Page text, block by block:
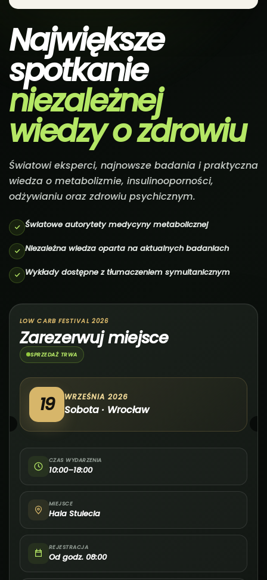
Największe
spotkanie
niezależnej
wiedzy o zdrowiu
Światowi eksperci, najnowsze badania i praktyczna
wiedza o metabolizmie, insulinooporności,
odżywianiu oraz zdrowiu psychicznym.
Światowe autorytety medycyny metabolicznej
Niezależna wiedza oparta na aktualnych badaniach
Wykłady dostępne z tłumaczeniem symultanicznym
LOW CARB FESTIVAL 2026
Zarezerwuj miejsce
SPRZEDAŻ TRWA
19 WRZEŚNIA 2026
Sobota · Wrocław
CZAS WYDARZENIA
10:00–18:00
MIEJSCE
Hala Stulecia
REJESTRACJA
Od godz. 08:00